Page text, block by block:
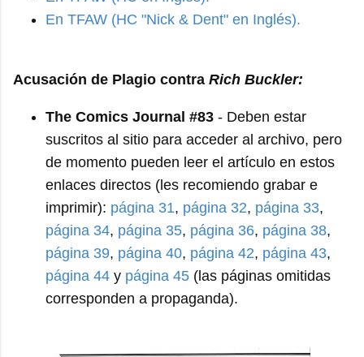
En TFAW (HC "Nick & Dent" en Inglés).
Acusación de Plagio contra Rich Buckler:
The Comics Journal #83 - Deben estar
suscritos al sitio para acceder al archivo, pero
de momento pueden leer el artículo en estos
enlaces directos (les recomiendo grabar e
imprimir): página 31, página 32, página 33,
página 34, página 35, página 36, página 38,
página 39, página 40, página 42, página 43,
página 44 y página 45 (las páginas omitidas
corresponden a propaganda).